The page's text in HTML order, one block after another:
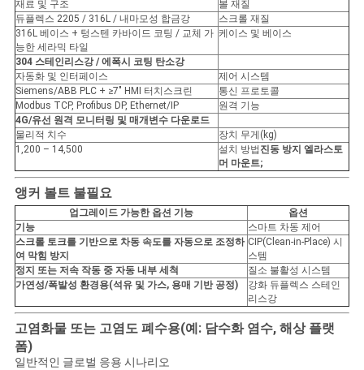
재료 및 구조
볼 재질
듀플렉스 2205 / 316L / 내마모성 합금강
스크롤 재질
316L 베이스 + 텅스텐 카바이드 코팅 / 교체 가
능한 세라믹 타일
케이스 및 베이스
304 스테인리스강 / 에폭시 코팅 탄소강
자동화 및 인터페이스
제어 시스템
Siemens/ABB PLC + ≥7" HMI 터치스크린
통신 프로토콜
Modbus TCP, Profibus DP, Ethernet/IP
원격 기능
4G/유선 원격 모니터링 및 매개변수 다운로드
물리적 치수
장치 무게(kg)
1,200 – 14,500
설치 방법 진동 방지 엘라스토
머 마운트;
앵커 볼트 불필요
업그레이드 가능한 옵션 기능
옵션
기능
스마트 차동 제어
스크롤 토크를 기반으로 차동 속도를 자동으로 조정하
여 막힘 방지
CIP(Clean-in-Place) 시
스템
정지 또는 저속 작동 중 자동 내부 세척
질소 불활성 시스템
가연성/폭발성 환경용(석유 및 가스, 용매 기반 공정)
강화 듀플렉스 스테인
리스강
고염화물 또는 고염도 폐수용(예: 담수화 염수, 해상 플랫
폼)
일반적인 글로벌 응용 시나리오